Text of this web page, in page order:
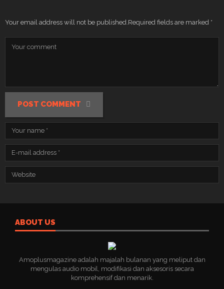
Your email address will not be published. Required fields are marked *
POST COMMENT
ABOUT US
Amoplusmagazine adalah majalah bulanan yang meliput dan
mengulas audio mobil, modifikasi dan aksesoris secara
komprehensif dan menarik.